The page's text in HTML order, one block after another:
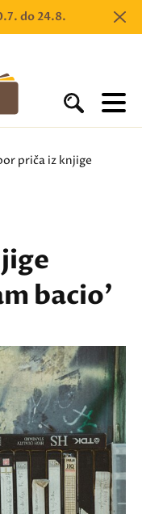
do 24.8.
priča iz knjige
bacio'